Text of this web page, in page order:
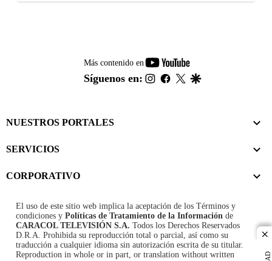
Más contenido en
youtube-
footer
Síguenos en: instagram
facebook
twitter
NUESTROS PORTALES
SERVICIOS
CORPORATIVO
El uso de este sitio web implica la aceptación de los Términos y
condiciones y Políticas de Tratamiento de la Información de
CARACOL TELEVISIÓN S.A. Todos los Derechos Reservados
D.R.A. Prohibida su reproducción total o parcial, así como su
traducción a cualquier idioma sin autorización escrita de su titular.
Reproduction in whole or in part, or translation without written